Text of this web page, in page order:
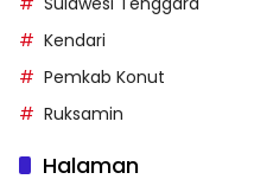
Kendari
Pemkab Konut
Ruksamin
Halaman